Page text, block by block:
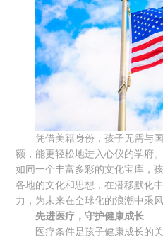
凭借美籍身份，孩子无需与
额，能更轻松地进入心仪的学府
如同一个丰富多彩的文化宝库，
各地的文化和思想，在潜移默化
力，为未来在全球化的浪潮中乘
先进医疗，守护健康成长
医疗条件是孩子健康成长的